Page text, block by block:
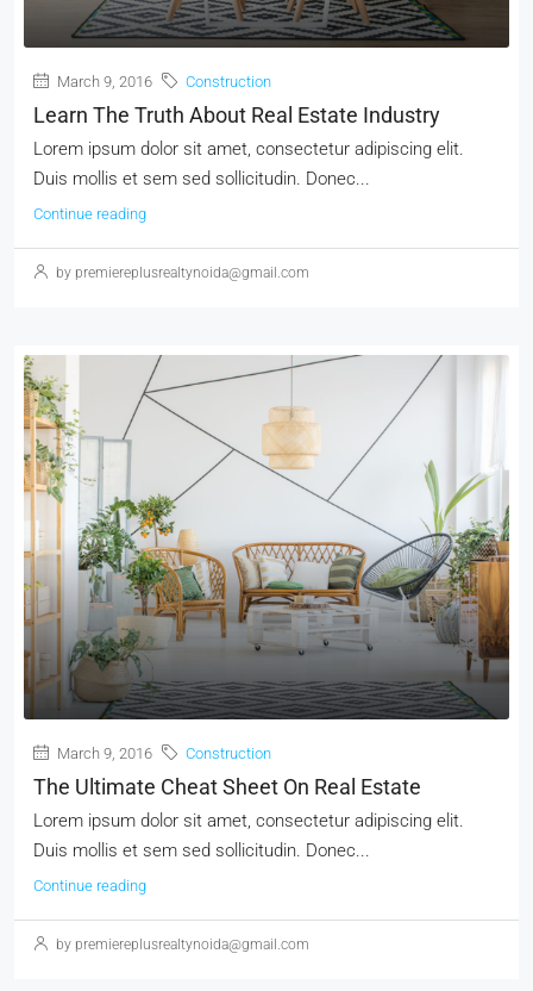
March 9, 2016 Construction
Learn The Truth About Real Estate Industry
Lorem ipsum dolor sit amet, consectetur adipiscing elit.
Duis mollis et sem sed sollicitudin. Donec...
Continue reading
by premiereplusrealtynoida@gmail.com
March 9, 2016 Construction
The Ultimate Cheat Sheet On Real Estate
Lorem ipsum dolor sit amet, consectetur adipiscing elit.
Duis mollis et sem sed sollicitudin. Donec...
Continue reading
by premiereplusrealtynoida@gmail.com